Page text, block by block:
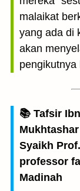
malaikat
yang ada di
akan
pengikutnya
📚 Tafsir
Syaikh
professor
Madinah